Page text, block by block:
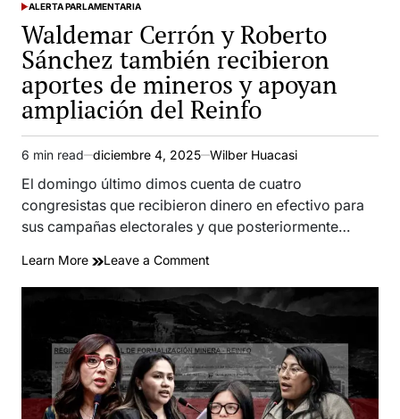
POSTED
IN
ALERTA PARLAMENTARIA
Waldemar Cerrón y Roberto
Sánchez también recibieron
aportes de mineros y apoyan
ampliación del Reinfo
Estimated
read
time
6 min read diciembre 4, 2025 Wilber Huacasi
El domingo último dimos cuenta de cuatro
congresistas que recibieron dinero en efectivo para
sus campañas electorales y que posteriormente…
Learn More Leave a Comment
Cerrón
Roberto
Sánchez
también
recibieron
aportes